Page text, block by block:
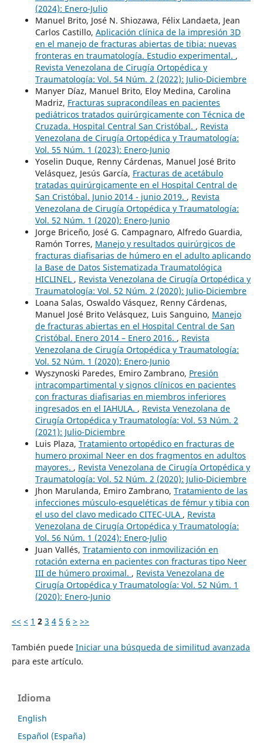
(2024): Enero-Julio
Manuel Brito, José N. Shiozawa, Félix Landaeta, Jean
Carlos Castillo, Aplicación clínica de la impresión 3D
en el manejo de fracturas abiertas de tibia: nuevas
fronteras en traumatología. Estudio experimental. ,
Revista Venezolana de Cirugía Ortopédica y
Traumatología: Vol. 54 Núm. 2 (2022): Julio-Diciembre
Manyer Díaz, Manuel Brito, Eloy Medina, Carolina
Madriz, Fracturas supracondíleas en pacientes
pediátricos tratados quirúrgicamente con Técnica de
Cruzada. Hospital Central San Cristóbal. , Revista
Venezolana de Cirugía Ortopédica y Traumatología:
Vol. 55 Núm. 1 (2023): Enero-Junio
Yoselin Duque, Renny Cárdenas, Manuel José Brito
Velásquez, Jesús García, Fracturas de acetábulo
tratadas quirúrgicamente en el Hospital Central de
San Cristóbal. Junio 2014 - junio 2019. , Revista
Venezolana de Cirugía Ortopédica y Traumatología:
Vol. 52 Núm. 1 (2020): Enero-Junio
Jorge Briceño, José G. Campagnaro, Alfredo Guardia,
Ramón Torres, Manejo y resultados quirúrgicos de
fracturas diafisarias de húmero en el adulto aplicando
la Base de Datos Sistematizada Traumatológica
HICLINEL , Revista Venezolana de Cirugía Ortopédica y
Traumatología: Vol. 52 Núm. 2 (2020): Julio-Diciembre
Loana Salas, Oswaldo Vásquez, Renny Cárdenas,
Manuel José Brito Velásquez, Luis Sanguino, Manejo
de fracturas abiertas en el Hospital Central de San
Cristóbal. Enero 2014 – Enero 2016. , Revista
Venezolana de Cirugía Ortopédica y Traumatología:
Vol. 52 Núm. 1 (2020): Enero-Junio
Wyszynoski Paredes, Emiro Zambrano, Presión
intracompartimental y signos clínicos en pacientes
con fracturas diafisarias en miembros inferiores
ingresados en el IAHULA. , Revista Venezolana de
Cirugía Ortopédica y Traumatología: Vol. 53 Núm. 2
(2021): Julio-Diciembre
Luis Plaza, Tratamiento ortopédico en fracturas de
humero proximal Neer en dos fragmentos en adultos
mayores. , Revista Venezolana de Cirugía Ortopédica y
Traumatología: Vol. 52 Núm. 2 (2020): Julio-Diciembre
Jhon Marulanda, Emiro Zambrano, Tratamiento de las
infecciones músculo-esqueléticas de fémur y tibia con
el uso del clavo medicado CITEC-ULA , Revista
Venezolana de Cirugía Ortopédica y Traumatología:
Vol. 56 Núm. 1 (2024): Enero-Julio
Juan Vallés, Tratamiento con inmovilización en
rotación externa en pacientes con fracturas tipo Neer
III de húmero proximal. , Revista Venezolana de
Cirugía Ortopédica y Traumatología: Vol. 52 Núm. 1
(2020): Enero-Junio
<< < 1 2 3 4 5 6 > >>
También puede Iniciar una búsqueda de similitud avanzada
para este artículo.
Idioma
English
Español (España)